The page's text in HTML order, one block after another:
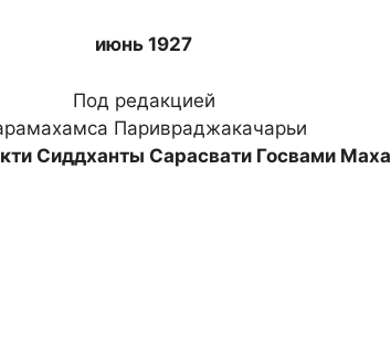
июнь 1927
Под редакцией
Паривраджакачарьи
Сиддханты Сарасвати Госвами